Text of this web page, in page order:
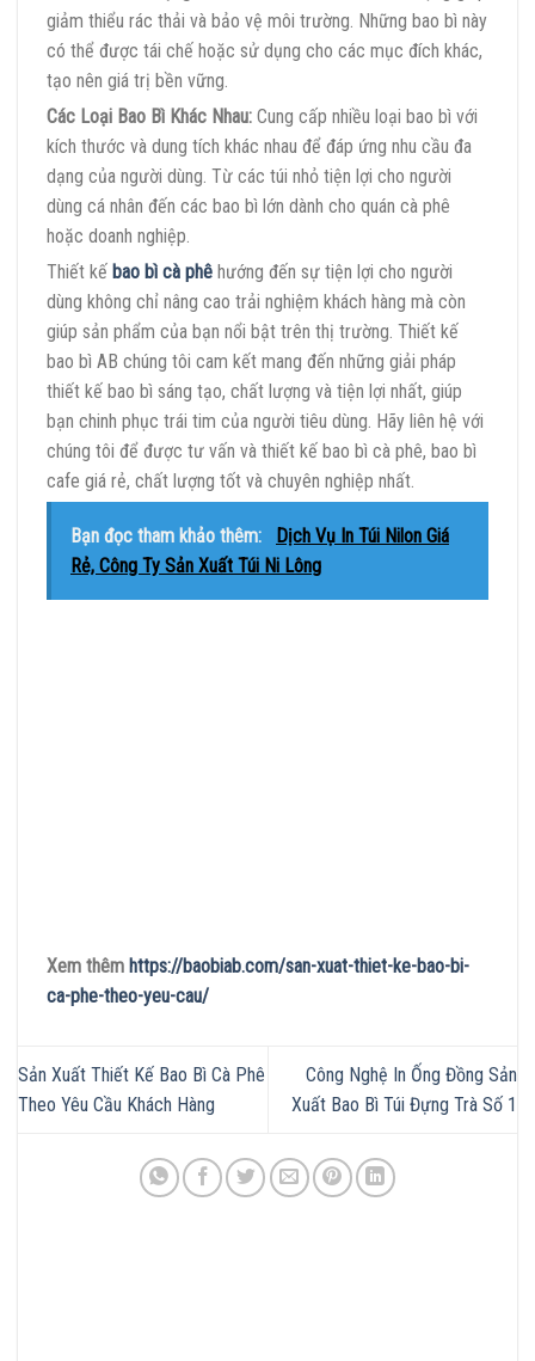
giảm thiểu rác thải và bảo vệ môi trường. Những bao bì này
có thể được tái chế hoặc sử dụng cho các mục đích khác,
tạo nên giá trị bền vững.
Các Loại Bao Bì Khác Nhau: Cung cấp nhiều loại bao bì với
kích thước và dung tích khác nhau để đáp ứng nhu cầu đa
dạng của người dùng. Từ các túi nhỏ tiện lợi cho người
dùng cá nhân đến các bao bì lớn dành cho quán cà phê
hoặc doanh nghiệp.
Thiết kế bao bì cà phê hướng đến sự tiện lợi cho người
dùng không chỉ nâng cao trải nghiệm khách hàng mà còn
giúp sản phẩm của bạn nổi bật trên thị trường. Thiết kế
bao bì AB chúng tôi cam kết mang đến những giải pháp
thiết kế bao bì sáng tạo, chất lượng và tiện lợi nhất, giúp
bạn chinh phục trái tim của người tiêu dùng. Hãy liên hệ với
chúng tôi để được tư vấn và thiết kế bao bì cà phê, bao bì
cafe giá rẻ, chất lượng tốt và chuyên nghiệp nhất.
Bạn đọc tham khảo thêm:
Dịch Vụ In Túi Nilon Giá
Rẻ, Công Ty Sản Xuất Túi Ni Lông
Xem thêm https://baobiab.com/san-xuat-thiet-ke-bao-bi-
ca-phe-theo-yeu-cau/
Sản Xuất Thiết Kế Bao Bì Cà Phê
Theo Yêu Cầu Khách Hàng
Công Nghệ In Ống Đồng Sản
Xuất Bao Bì Túi Đựng Trà Số 1